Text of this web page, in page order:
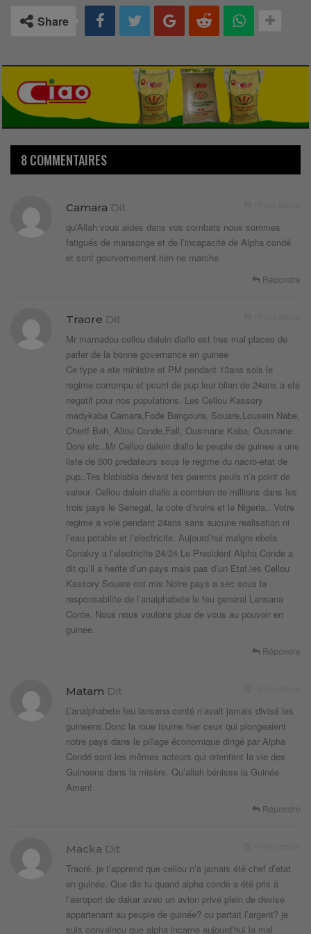
Share
8 COMMENTAIRES
Camara Dit
qu’Allah vous aides dans vos combats nous sommes
fatigués de mansonge et de l’incapacité de Alpha condé
et sont gourvernement rien ne marche
Répondre
Traore Dit
Mr mamadou cellou dalein diallo est tres mal places de
parler de la bonne governance en guinee
Ce type a ete ministre et PM pendant 13ans sois le
regime corrompu et pourri de pup leur bilan de 24ans a ete
negatif pour nos populations. Les Cellou Kassory
madykaba Camara,Fode Bangoura, Souare,Lousein Nabe,
Cherif Bah, Aliou Conde,Fall, Ousmane Kaba, Ousmane
Dore etc..Mr Cellou dalein diallo le peuple de guinee a une
liste de 500 predateurs sous le regime du nacro-etat de
pup..Tes blablabla devant tes parents peuls n’a point de
valeur. Cellou dalein diallo a combien de millions dans les
trois pays le Senegal, la cote d’ivoire et le Nigeria.. Votre
regime a vole pendant 24ans sans aucune realisation ni
l’eau potable et l’electricite. Aujourd’hui malgre ebola
Conakry a l’electricite 24/24.Le President Alpha Conde a
dit qu’il a herite d’un pays mais pas d’un Etat.les Cellou
Kassory Souare ont mis Notre pays a sec sous la
responsabilite de l’analphabete le feu general Lansana
Conte. Nous nous voulons plus de vous au pouvoir en
guinee.
Répondre
Matam Dit
L’analphabete feu lansana conté n’avait jamais divisé les
guineens.Donc la roue tourne hier ceux qui plongeaient
notre pays dans le pillage économique dirigé par Alpha
Condé sont les mêmes acteurs qui orientent la vie des
Guineens dans la misère. Qu’allah bénisse la Guinée
Amen!
Répondre
Macka Dit
Traoré, je t’apprend que cellou n’a jamais été chef d’etat
en guinée. Que dis tu quand alpha condé a été pris à
l’aeroport de dakar avec un avion privé plein de devise
appartenant au peuple de guinée? ou partait l’argent? je
suis convaincu que alpha incarne aujourd’hui la mal